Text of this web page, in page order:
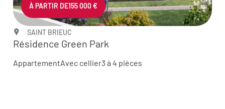
À PARTIR DE155 000 €
SAINT BRIEUC
Résidence Green Park
AppartementAvec cellier3 à 4 pièces